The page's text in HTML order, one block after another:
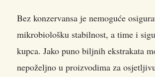
Bez konzervansa je nemoguće
mikrobiološku stabilnost, a time i
kupca. Jako puno biljnih ekstrakata
nepoželjno u proizvodima za